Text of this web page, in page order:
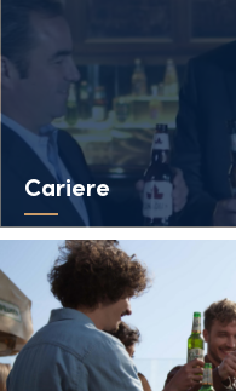
Cariere